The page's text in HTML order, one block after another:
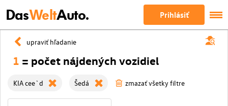
DasWeltAuto. Prihlásiť
upraviť hľadanie
1 = počet nájdených vozidiel
KIA cee`d Šedá zmazať všetky filtre